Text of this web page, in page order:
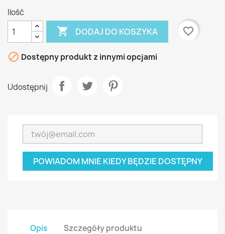
Ilość
 DODAJ DO KOSZYKA favorite_border
 Dostępny produkt z innymi opcjami
Udostępnij
POWIADOM MNIE KIEDY BĘDZIE DOSTĘPNY
Opis Szczegóły produktu